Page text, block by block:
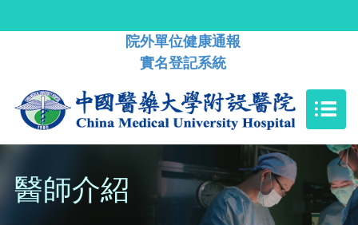
院外單位健康通報
實名登記系統
醫師介紹